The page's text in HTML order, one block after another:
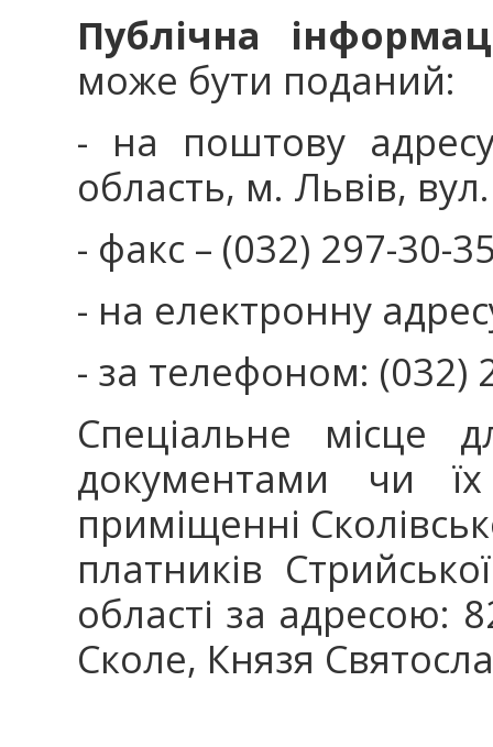
Публічна
може бути поданий:
- на поштову
область, м. Львів,
- факс – (032) 297-30-
- на електронну
- за телефоном: (032)
Спеціальне місце
документами чи
приміщенні
платників
області за адресою:
Сколе, Князя